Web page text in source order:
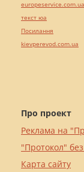
Про проект
Реклама на
"Протокол"
Карта сайту
europeservice.com.ua
текст юа
Посилання
kievperevod.com.ua